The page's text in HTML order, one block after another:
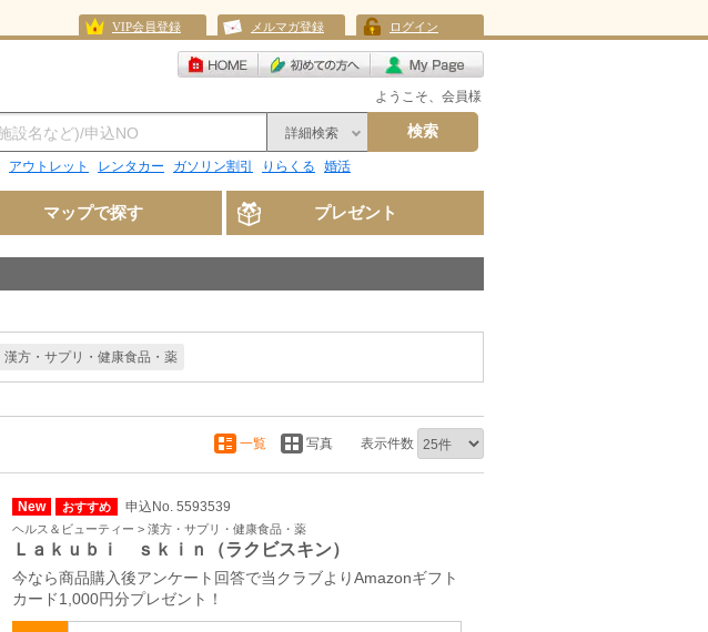
VIP会員登録 メルマガ登録 ログイン
ようこそ、会員様
詳細検索 検索
アウトレット レンタカー ガソリン割引 りらくる 婚活
マップで探す プレゼント
漢方・サプリ・健康食品・薬
一覧 写真 表示件数
New おすすめ 申込No. 5593539
ヘルス＆ビューティー > 漢方・サプリ・健康食品・薬
Ｌａｋｕｂｉ ｓｋｉｎ（ラクビスキン）
今なら商品購入後アンケート回答で当クラブよりAmazonギフト
カード1,000円分プレゼント！